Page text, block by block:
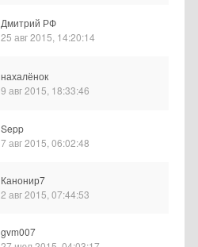
Дмитрий РФ
25 авг 2015, 14:20:14
нахалёнок
9 авг 2015, 18:33:46
Sepp
7 авг 2015, 06:02:48
Канонир7
2 авг 2015, 07:44:53
gvm007